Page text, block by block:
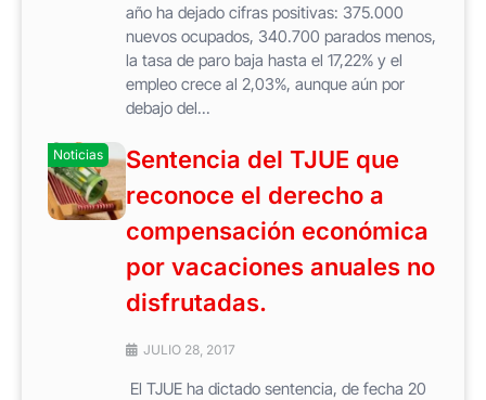
año ha dejado cifras positivas: 375.000
nuevos ocupados, 340.700 parados menos,
la tasa de paro baja hasta el 17,22% y el
empleo crece al 2,03%, aunque aún por
debajo del...
Noticias
Sentencia del TJUE que
reconoce el derecho a
compensación económica
por vacaciones anuales no
disfrutadas.
JULIO 28, 2017
El TJUE ha dictado sentencia, de fecha 20